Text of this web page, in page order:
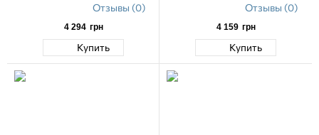
Отзывы (0)
4 294 грн
Купить
Отзывы (0)
4 159 грн
Купить